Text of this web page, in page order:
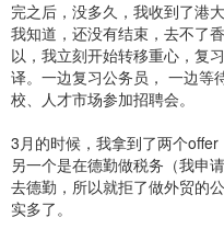
完之后，没多久，我收到了港
我知道，还没有结束，去不了
以，我立刻开始转移重心，复
译。一边复习公务员， 一边等
校、人才市场参加招聘会。
3月的时候，我拿到了两个offer
另一个是在德勤做税务（我申
去德勤，所以就拒了做外贸的
实多了。